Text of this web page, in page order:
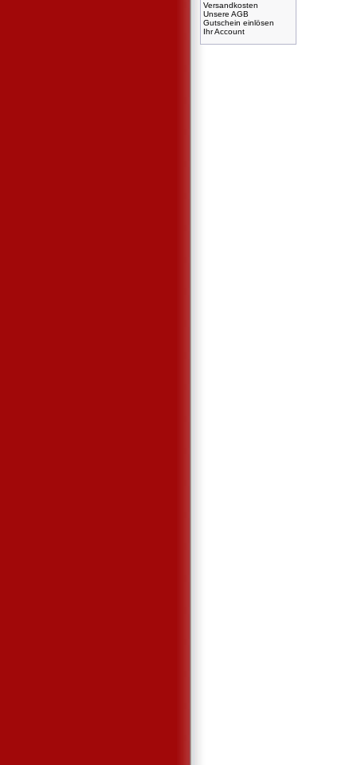
Versandkosten
Unsere AGB
Gutschein einlösen
Ihr Account